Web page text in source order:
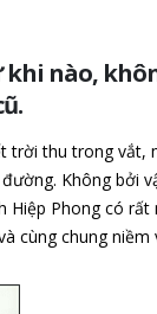
khi nào,
trời thu trong vắt,
Không bởi
Hiệp Phong có rất
cùng chung niềm